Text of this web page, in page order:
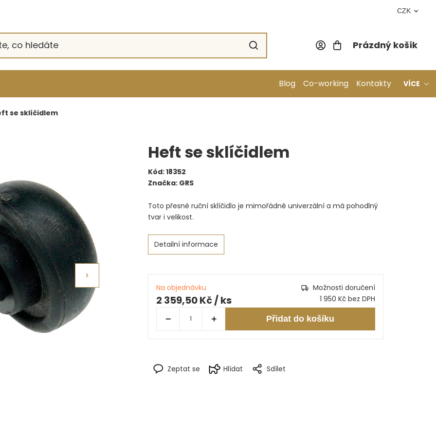
CZK
Nákupní
Prázdný košík
Blog Co-working Kontakty VÍCE
se sklíčidlem
Heft se sklíčidlem
Kód:18352
Značka: GRS
Toto přesné ruční sklíčidlo je mimořádně univerzální a má pohodlný
tvar i velikost.
Detailní informace
Zeptat se Hlídat Sdílet
Na objednávku Možnosti doručení
2 359,50 Kč/ ks 1 950 Kč bez DPH
Přidat do košíku